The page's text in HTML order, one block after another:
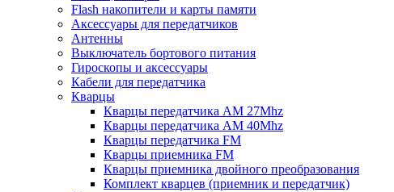
Flash накопители и карты памяти
Аксессуары для передатчиков
Антенны
Выключатель бортового питания
Гироскопы и аксессуары
Кабели для передатчика
Кварцы
Кварцы передатчика AM 27Mhz
Кварцы передатчика AM 40Mhz
Кварцы передатчика FM
Кварцы приемника FM
Кварцы приемника двойного преобразования
Комплект кварцев (приемник и передатчик)